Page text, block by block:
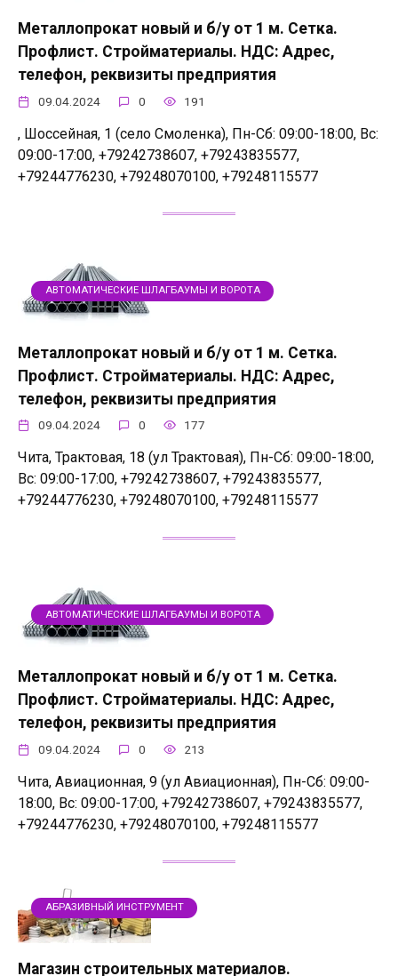
Металлопрокат новый и б/у от 1 м. Сетка.
Профлист. Стройматериалы. НДС: Адрес,
телефон, реквизиты предприятия
09.04.2024 0 191
, Шоссейная, 1 (село Смоленка), Пн-Сб: 09:00-18:00, Вс:
09:00-17:00, +79242738607, +79243835577,
+79244776230, +79248070100, +79248115577
АВТОМАТИЧЕСКИЕ ШЛАГБАУМЫ И ВОРОТА
Металлопрокат новый и б/у от 1 м. Сетка.
Профлист. Стройматериалы. НДС: Адрес,
телефон, реквизиты предприятия
09.04.2024 0 177
Чита, Трактовая, 18 (ул Трактовая), Пн-Сб: 09:00-18:00,
Вс: 09:00-17:00, +79242738607, +79243835577,
+79244776230, +79248070100, +79248115577
АВТОМАТИЧЕСКИЕ ШЛАГБАУМЫ И ВОРОТА
Металлопрокат новый и б/у от 1 м. Сетка.
Профлист. Стройматериалы. НДС: Адрес,
телефон, реквизиты предприятия
09.04.2024 0 213
Чита, Авиационная, 9 (ул Авиационная), Пн-Сб: 09:00-
18:00, Вс: 09:00-17:00, +79242738607, +79243835577,
+79244776230, +79248070100, +79248115577
АБРАЗИВНЫЙ ИНСТРУМЕНТ
Магазин строительных материалов.